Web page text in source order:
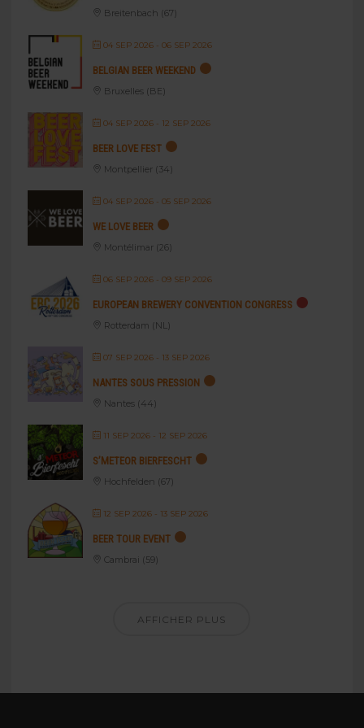
Breitenbach (67)
04 SEP 2026- 06 SEP 2026
BELGIAN BEER WEEKEND
Bruxelles (BE)
04 SEP 2026- 12 SEP 2026
BEER LOVE FEST
Montpellier (34)
04 SEP 2026- 05 SEP 2026
WE LOVE BEER
Montélimar (26)
06 SEP 2026- 09 SEP 2026
EUROPEAN BREWERY CONVENTION CONGRESS
Rotterdam (NL)
07 SEP 2026- 13 SEP 2026
NANTES SOUS PRESSION
Nantes (44)
11 SEP 2026- 12 SEP 2026
S’METEOR BIERFESCHT
Hochfelden (67)
12 SEP 2026- 13 SEP 2026
BEER TOUR EVENT
Cambrai (59)
AFFICHER PLUS